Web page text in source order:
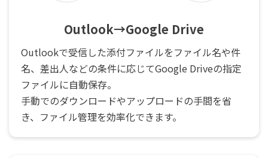
Outlook→Google Drive
Outlookで受信した添付ファイルをファイル名や件
名、差出人などの条件に応じてGoogle Driveの指定
ファイルに自動保存。
手動でのダウンロードやアップロードの手間を省
き、ファイル管理を効率化できます。